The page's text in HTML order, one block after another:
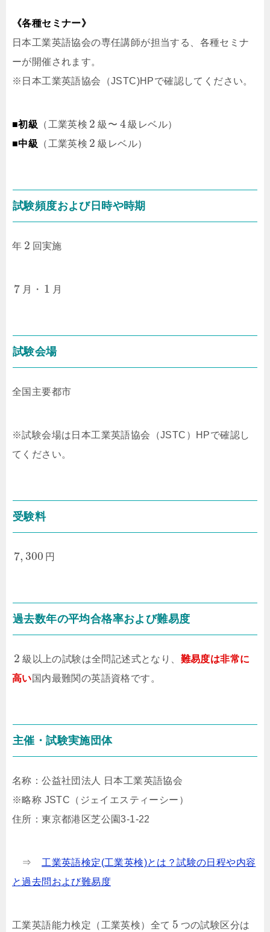
《各種セミナー》
日本工業英語協会の専任講師が担当する、各種セミナ
ーが開催されます。
※日本工業英語協会（JSTC)HPで確認してください。
■初級 （工業英検 2 級〜 4 級レベル）
■中級 （工業英検 2 級レベル）
試験頻度および日時や時期
年 2 回実施
7 月・ 1 月
試験会場
全国主要都市
※試験会場は日本工業英語協会（JSTC）HPで確認し
てください。
受験料
7, 300 円
過去数年の平均合格率および難易度
2 級以上の試験は全問記述式となり、 難易度は非常に
高い国内最難関の英語資格です。
主催・試験実施団体
名称：公益社団法人 日本工業英語協会
※略称 JSTC（ジェイエスティーシー）
住所：東京都港区芝公園3-1-22
⇒ 工業英語検定(工業英検)とは？試験の日程や内容
と過去問および難易度
工業英語能力検定（工業英検）全て 5 つの試験区分は